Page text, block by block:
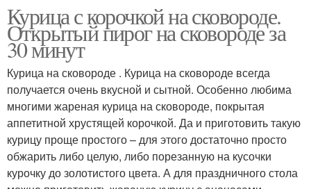
Курица с корочкой на сковороде.
Открытый пирог на сковороде за
30 минут
Курица на сковороде . Курица на сковороде всегда
получается очень вкусной и сытной. Особенно любима
многими жареная курица на сковороде, покрытая
аппетитной хрустящей корочкой. Да и приготовить такую
курицу проще простого – для этого достаточно просто
обжарить либо целую, либо порезанную на кусочки
курочку до золотистого цвета. А для праздничного стола